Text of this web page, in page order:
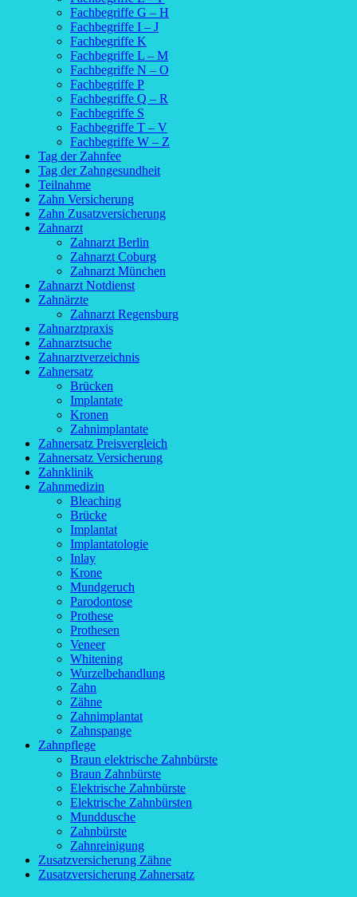
Fachbegriffe G – H
Fachbegriffe I – J
Fachbegriffe K
Fachbegriffe L – M
Fachbegriffe N – O
Fachbegriffe P
Fachbegriffe Q – R
Fachbegriffe S
Fachbegriffe T – V
Fachbegriffe W – Z
Tag der Zahnfee
Tag der Zahngesundheit
Teilnahme
Zahn Versicherung
Zahn Zusatzversicherung
Zahnarzt
Zahnarzt Berlin
Zahnarzt Coburg
Zahnarzt München
Zahnarzt Notdienst
Zahnärzte
Zahnarzt Regensburg
Zahnarztpraxis
Zahnarztsuche
Zahnarztverzeichnis
Zahnersatz
Brücken
Implantate
Kronen
Zahnimplantate
Zahnersatz Preisvergleich
Zahnersatz Versicherung
Zahnklinik
Zahnmedizin
Bleaching
Brücke
Implantat
Implantatologie
Inlay
Krone
Mundgeruch
Parodontose
Prothese
Prothesen
Veneer
Whitening
Wurzelbehandlung
Zahn
Zähne
Zahnimplantat
Zahnspange
Zahnpflege
Braun elektrische Zahnbürste
Braun Zahnbürste
Elektrische Zahnbürste
Elektrische Zahnbürsten
Munddusche
Zahnbürste
Zahnreinigung
Zusatzversicherung Zähne
Zusatzversicherung Zahnersatz